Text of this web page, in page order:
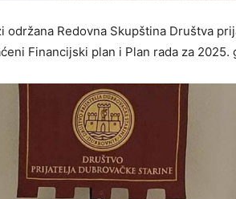
održana Redovna Skupština Društva
Financijski plan i Plan rada za 2025.